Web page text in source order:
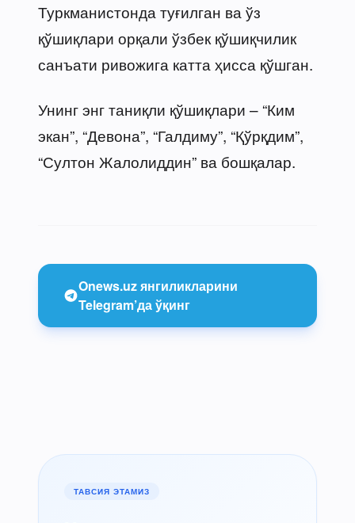
Туркманистонда туғилган ва ўз
қўшиқлари орқали ўзбек қўшиқчилик
санъати ривожига катта ҳисса қўшган.
Унинг энг таниқли қўшиқлари – “Ким
экан”, “Девона”, “Галдиму”, “Қўрқдим”,
“Султон Жалолиддин” ва бошқалар.
Onews.uz янгиликларини
Telegram’да ўқинг
ТАВСИЯ ЭТАМИЗ